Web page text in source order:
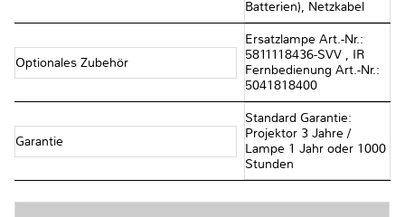
Batterien), Netzkabel
Optionales Zubehör
Ersatzlampe Art.-Nr.:
5811118436-SVV , IR
Fernbedienung Art.-Nr.:
5041818400
Garantie
Standard Garantie:
Projektor 3 Jahre /
Lampe 1 Jahr oder 1000
Stunden